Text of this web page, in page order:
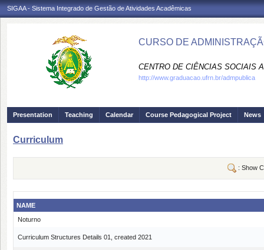
SIGAA - Sistema Integrado de Gestão de Atividades Acadêmicas
CURSO DE
CENTRO DE CIÊNCIAS SOCIAIS
http://www.graduacao.ufrn.br/admpublica
Presentation Teaching Calendar Course Pedagogical Project News
Curriculum
: Show
NAME
Noturno
Curriculum Structures Details 01, created 2021